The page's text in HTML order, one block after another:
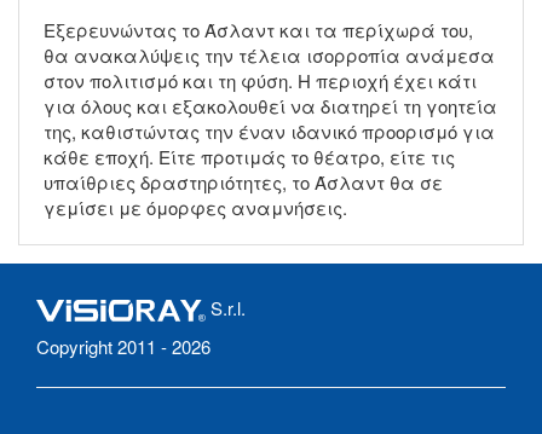
Εξερευνώντας το Άσλαντ και τα περίχωρά του,
θα ανακαλύψεις την τέλεια ισορροπία ανάμεσα
στον πολιτισμό και τη φύση. Η περιοχή έχει κάτι
για όλους και εξακολουθεί να διατηρεί τη γοητεία
της, καθιστώντας την έναν ιδανικό προορισμό για
κάθε εποχή. Είτε προτιμάς το θέατρο, είτε τις
υπαίθριες δραστηριότητες, το Άσλαντ θα σε
γεμίσει με όμορφες αναμνήσεις.
S.r.l.
Copyright 2011 - 2026